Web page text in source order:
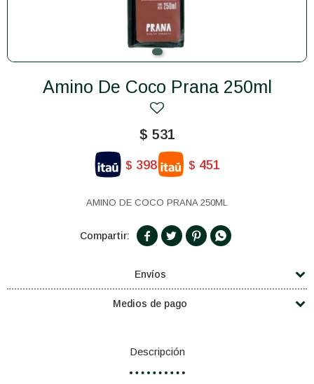
Amino De Coco Prana 250ml
$ 531
$ 398 $ 451
AMINO DE COCO PRANA 250ML
   
Envíos
Medios de pago
Descripción